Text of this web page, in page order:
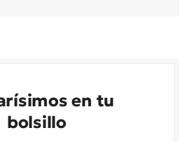
en tu
bolsillo